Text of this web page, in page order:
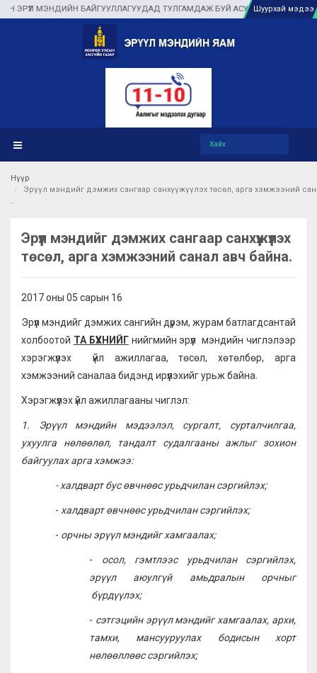
МЭНДИЙН БАЙГУУЛЛАГУУДАД ТУЛГАМДАЖ БУЙ АСУУДЛЫГ ГАЗАР
Шуурхай мэдээ
Нүүр
Эрүүл мэндийг дэмжих сангаар санхүүжүүлэх төсөл, арга хэмжээний
Эрүүл мэндийг дэмжих сангаар санхүүжүүлэх
төсөл, арга хэмжээний санал авч байна.
2017 оны 05 сарын 16
Эрүүл мэндийг дэмжих сангийн дүрэм, журам батлагдсантай
холбоотой ТА БҮХНИЙГнийгмийн эрүүл мэндийн чиглэлээр
хэрэгжүүлэх үйл ажиллагаа, төсөл, хөтөлбөр, арга
хэмжээний саналаа бидэнд ирүүлэхийг урьж байна.
Хэрэгжүүлэх үйл ажиллагааны чиглэл:
1. Эрүүл мэндийн мэдээлэл, сургалт, сурталчилгаа,
ухуулга нөлөөлөл, тандалт судалгааны ажлыг зохион
байгуулах арга хэмжээ:
-халдварт бус өвчнөөс урьдчилан сэргийлэх;
- халдварт өвчнөөс урьдчилан сэргийлэх;
- орчны эрүүл мэндийг хамгаалах;
- осол, гэмтлээс урьдчилан сэргийлэх,
эрүүл аюулгүй амьдралын орчныг
бүрдүүлэх;
- сэтгэцийн эрүүл мэндийг хамгаалах, архи,
тамхи, мансууруулах бодисын хорт
нөлөөллөөс сэргийлэх;